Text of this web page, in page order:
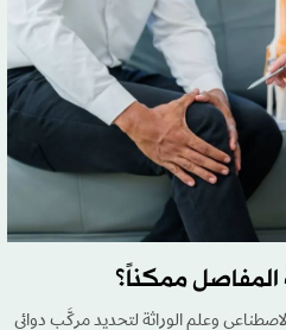
ممكناً؟
وعلم الوراثة لتحديد مركَّب دوائي